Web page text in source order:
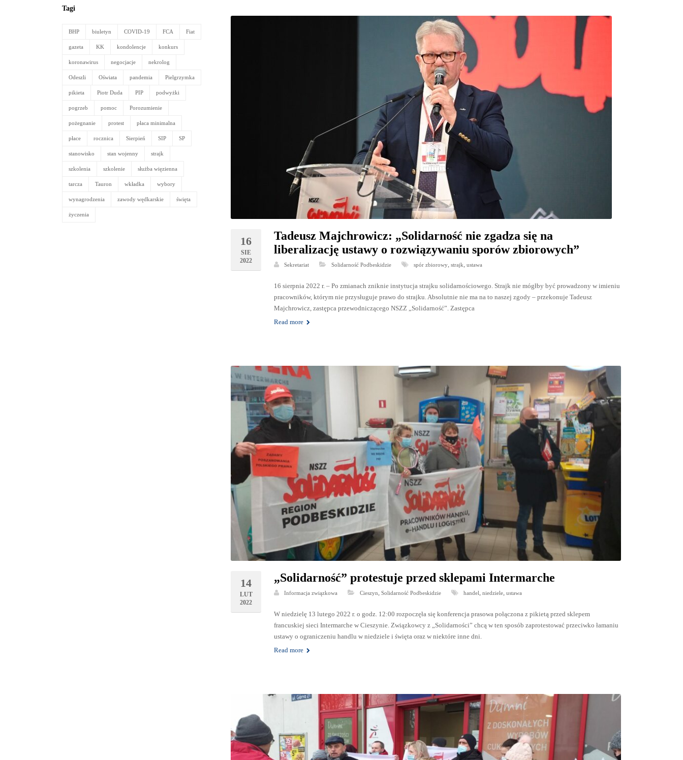
16
SIE
2022
Tadeusz Majchrowicz: „Solidarność nie zgadza się na
liberalizację ustawy o rozwiązywaniu sporów zbiorowych”
Sekretariat Solidarność Podbeskidzie spór zbiorowy ,strajk ,ustawa
16 sierpnia 2022 r. – Po zmianach zniknie instytucja strajku solidarnościowego. Strajk nie mógłby być prowadzony w imieniu
pracowników, którym nie przysługuje prawo do strajku. Absolutnie nie ma na to naszej zgody – przekonuje Tadeusz
Majchrowicz, zastępca przewodniczącego NSZZ „Solidarność”. Zastępca
Read more
14
LUT
2022
„Solidarność” protestuje przed sklepami Intermarche
Informacja związkowa Cieszyn ,Solidarność Podbeskidzie handel ,niedziele ,ustawa
W niedzielę 13 lutego 2022 r. o godz. 12:00 rozpoczęła się konferencja prasowa połączona z pikietą przed sklepem
francuskiej sieci Intermarche w Cieszynie. Związkowcy z „Solidarności” chcą w ten sposób zaprotestować przeciwko łamaniu
ustawy o ograniczeniu handlu w niedziele i święta oraz w niektóre inne dni.
Read more
Tagi
BHP biuletyn COVID-19 FCA Fiat
gazeta KK kondolencje konkurs
koronawirus negocjacje nekrolog
Odeszli Oświata pandemia Pielgrzymka
pikieta Piotr Duda PIP podwyżki
pogrzeb pomoc Porozumienie
pożegnanie protest płaca minimalna
płace rocznica Sierpień SIP SP
stanowisko stan wojenny strajk
szkolenia szkolenie służba więzienna
tarcza Tauron wkładka wybory
wynagrodzenia zawody wędkarskie święta
życzenia